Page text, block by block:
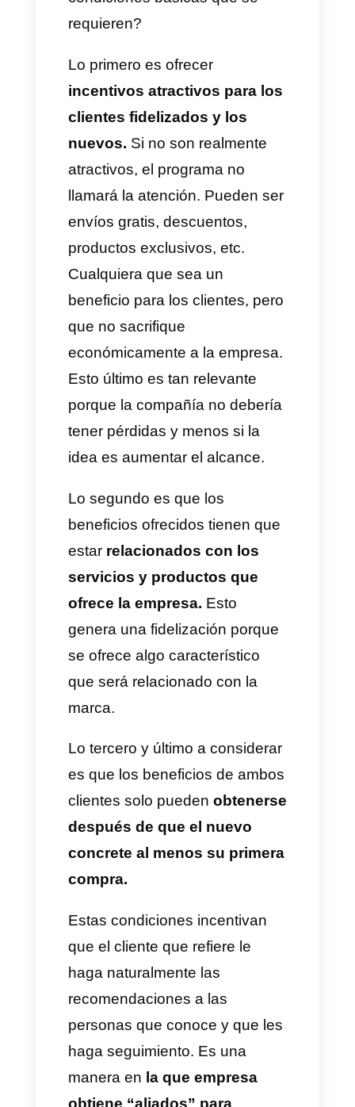
clientes como a los referidos es
la cuestión que más preocupa
al momento de hacer este
programa. Si bien es cierto que
las recomendaciones son parte
natural de la socialización,
tambiénes necesario motivar
estas acciones: el cliente
actual debería seguir
consumiendo y el nuevo
comenzar a consumir.
¿Cuáles son las tres
requieren?
incentivos atractivos para los
clientes fidelizados y los
nuevos.Si no son realmente
atractivos, el programa no
llamará la atención. Pueden ser
envíos gratis, descuentos,
beneficio para los clientes, pero
que no sacrifique
económicamente a la empresa.
Esto último es tan relevante
porque la compañía no debería
tener pérdidas y menos si la
idea es aumentar el alcance.
Lo segundo es que los
beneficios ofrecidos tienen que
estarrelacionados con los